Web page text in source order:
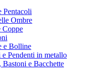
Pentacoli
Ombre
Coppe
e Bolline
Pendenti in metallo
Bastoni e Bacchette